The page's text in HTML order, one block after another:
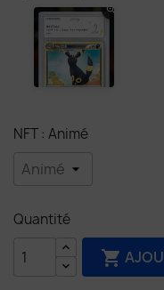
NFT : Animé
Quantité
